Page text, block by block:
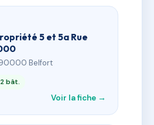
5 et 5a Rue
Belfort
bât.
Voir la fiche →